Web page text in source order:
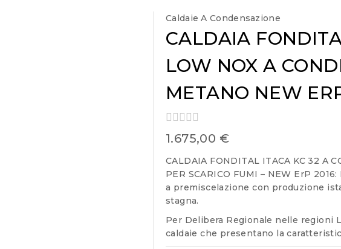
Caldaie A Condensazione
CALDAIA
LOW NOX A
METANO NEW
0
out
of
5
1.675,00 €
CALDAIA FONDITAL ITACA KC 32 A
PER SCARICO FUMI – NEW ErP
a premiscelazione con produzione
stagna.
Per Delibera Regionale nelle regioni
caldaie che presentano la